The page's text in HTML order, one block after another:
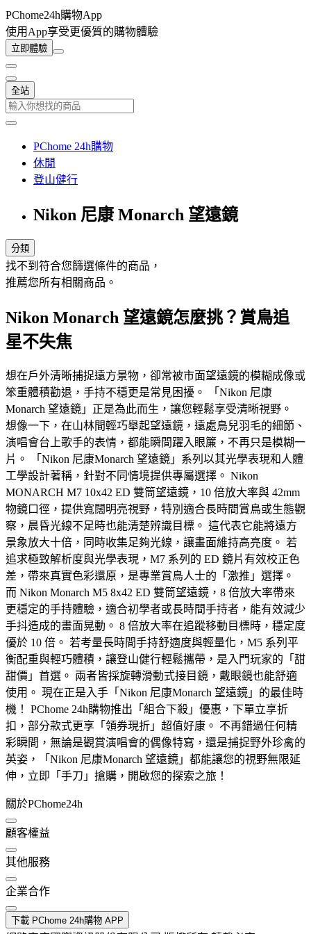
PChome24h購物App
使用App享受更優質的購物體驗
立即體驗
全站
PChome 24h購物
休閒
登山健行
Nikon 尼康 Monarch 望遠鏡
分類
找不到符合您篩選條件的商品，
推薦您所有相關商品。
Nikon Monarch 望遠鏡怎麼挑？賞鳥追
星不失焦
想在戶外清晰捕捉遠方景物，卻常被市面望遠鏡的模糊成像或
笨重體積勸退，手持不穩更是常見困擾。 「Nikon 尼康
Monarch 望遠鏡」正是為此而生，讓您輕鬆享受清晰視野。
想像一下，在山林間輕巧舉起望遠鏡，遠處鳥兒羽毛的細節、
演唱會台上歌手的表情，都能瞬間躍入眼簾，不再只是模糊一
片。 「Nikon 尼康Monarch 望遠鏡」系列以其光學表現和人體
工學設計著稱，針對不同情境提供專屬選擇。 Nikon
MONARCH M7 10x42 ED 雙筒望遠鏡，10 倍放大率與 42mm
物鏡口徑，提供寬闊明亮視野，特別適合長時間賞鳥或生態觀
察，晨昏光線不足時也能清楚辨識目標。 這代表它能將遠方
景象放大十倍，同時收集足夠光線，讓畫面維持高亮度。 若
追求極致解析度與光學表現，M7 系列的 ED 鏡片有效校正色
差，帶來真實色彩還原，是專業賞鳥人士的「激推」選擇。
而 Nikon Monarch M5 8x42 ED 雙筒望遠鏡，8 倍放大率帶來
更穩定的手持體驗，適合初學者或長時間手持者，能有效減少
手抖造成的畫面晃動。 8 倍放大率在追蹤移動目標時，穩定度
優於 10 倍。 若考量長時間手持舒適度與輕量化，M5 系列平
衡配重與輕巧體積，讓登山健行輕鬆攜帶，是入門玩家的「甜
甜價」首選。 兩者皆採旋轉滑動式接目鏡，戴眼鏡也能舒適
使用。 現在正是入手「Nikon 尼康Monarch 望遠鏡」的最佳時
機！ PChome 24h購物推出「組合下殺」優惠，下單立享折
扣，部分款式更享「領券現折」超值好康。 不再錯過任何精
彩瞬間，無論是觀賞演唱會的偶像特寫，還是捕捉野外珍禽的
英姿，「Nikon 尼康Monarch 望遠鏡」都能讓您的視野無限延
伸，立即「手刀」搶購，開啟您的探索之旅！
關於PChome24h
顧客權益
其他服務
企業合作
下載 PChome 24h購物 APP